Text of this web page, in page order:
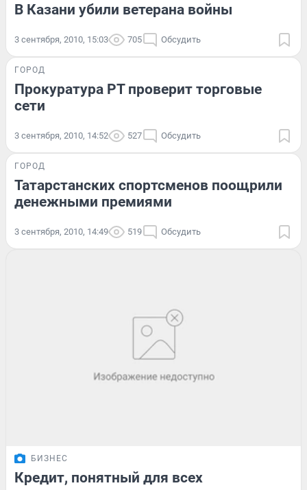
В Казани убили ветерана войны
3 сентября, 2010, 15:03 705 Обсудить
ГОРОД
Прокуратура РТ проверит торговые
сети
3 сентября, 2010, 14:52 527 Обсудить
ГОРОД
Татарстанских спортсменов поощрили
денежными премиями
3 сентября, 2010, 14:49 519 Обсудить
БИЗНЕС
Кредит, понятный для всех